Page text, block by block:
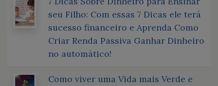
seu Filho: Com essas 7 Dicas ele terá
sucesso financeiro e Aprenda Como
Criar Renda Passiva Ganhar Dinheiro
no automático!
Como viver uma Vida mais Verde e